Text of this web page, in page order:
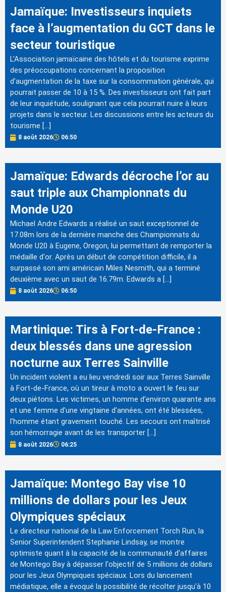
Jamaïque: Investisseurs inquiets
face à l’augmentation du GCT dans le
secteur touristique
L'Association jamaïcaine des hôtels et du tourisme exprime
des préoccupations concernant la proposition
d'augmentation de la taxe sur la consommation générale, qui
pourrait passer de 10 à 15 %. Des investisseurs ont fait part
de leur inquiétude, soulignant que cela pourrait nuire à leurs
projets dans le secteur. Les discussions entre les acteurs du
tourisme […]
8 août 2026 06:50
Jamaïque: Edwards décroche l’or au
saut triple aux Championnats du
Monde U20
Michael Andre Edwards a réalisé un saut exceptionnel de
17.08m lors de la dernière manche des Championnats du
Monde U20 à Eugene, Oregon, lui permettant de remporter la
médaille d'or. Après un début de compétition difficile, il a
surpassé son ami américain Miles Nesmith, qui a terminé
deuxième avec un saut de 16.79m. Edwards a […]
8 août 2026 06:50
Martinique: Tirs à Fort-de-France :
deux blessés dans une agression
nocturne aux Terres Sainville
Un incident violent a eu lieu vendredi soir aux Terres Sainville
à Fort-de-France, où un tireur à moto a ouvert le feu sur
deux piétons. Les victimes, un homme d'environ quarante ans
et une femme d'une vingtaine d'années, ont été blessées,
l'homme étant gravement touché. Les secours ont maîtrisé
son hémorragie avant de les transporter […]
8 août 2026 06:25
Jamaïque: Montego Bay vise 10
millions de dollars pour les Jeux
Olympiques spéciaux
Le directeur national de la Law Enforcement Torch Run, la
Senior Superintendent Stephanie Lindsay, se montre
optimiste quant à la capacité de la communauté d'affaires
de Montego Bay à dépasser l'objectif de 5 millions de dollars
pour les Jeux Olympiques spéciaux. Lors du lancement
médiatique, elle a évoqué la possibilité de récolter jusqu'à 10